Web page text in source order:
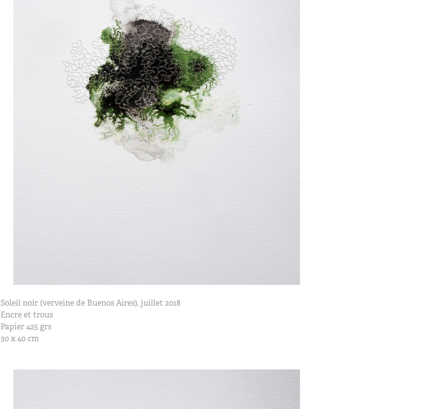
Soleil noir (verveine de Buenos Aires), juillet 2018
Encre et trous
Papier 425 grs
30 x 40 cm